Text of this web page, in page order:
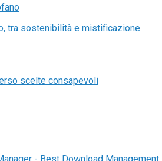
tra sostenibilità e mistificazione
scelte consapevoli
- Best Download Management